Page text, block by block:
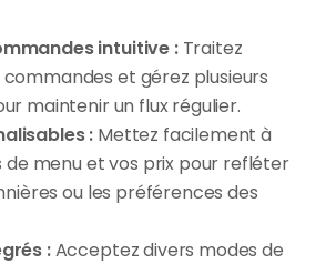
intuitive : Traitez
et gérez plusieurs
maintenir un flux régulier.
: Mettez facilement à
de menu et vos prix pour refléter
ou les préférences des
: Acceptez divers modes de